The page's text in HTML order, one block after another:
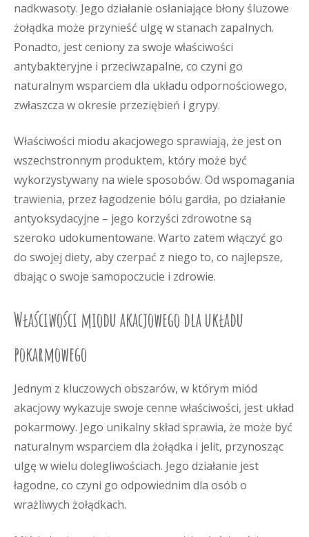
nadkwasoty. Jego działanie osłaniające błony śluzowe
żołądka może przynieść ulgę w stanach zapalnych.
Ponadto, jest ceniony za swoje właściwości
antybakteryjne i przeciwzapalne, co czyni go
naturalnym wsparciem dla układu odpornościowego,
zwłaszcza w okresie przeziębień i grypy.
Właściwości miodu akacjowego sprawiają, że jest on
wszechstronnym produktem, który może być
wykorzystywany na wiele sposobów. Od wspomagania
trawienia, przez łagodzenie bólu gardła, po działanie
antyoksydacyjne – jego korzyści zdrowotne są
szeroko udokumentowane. Warto zatem włączyć go
do swojej diety, aby czerpać z niego to, co najlepsze,
dbając o swoje samopoczucie i zdrowie.
Właściwości miodu akacjowego dla układu
pokarmowego
Jednym z kluczowych obszarów, w którym miód
akacjowy wykazuje swoje cenne właściwości, jest układ
pokarmowy. Jego unikalny skład sprawia, że może być
naturalnym wsparciem dla żołądka i jelit, przynosząc
ulgę w wielu dolegliwościach. Jego działanie jest
łagodne, co czyni go odpowiednim dla osób o
wrażliwych żołądkach.